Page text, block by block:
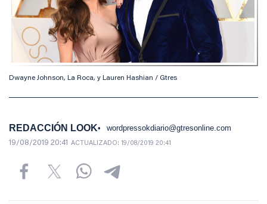
Dwayne Johnson, La Roca, y Lauren Hashian / Gtres
REDACCIÓN LOOK wordpressokdiario@gtresonline.com
19/08/2019 20:41 ACTUALIZADO: 19/08/2019 20:41